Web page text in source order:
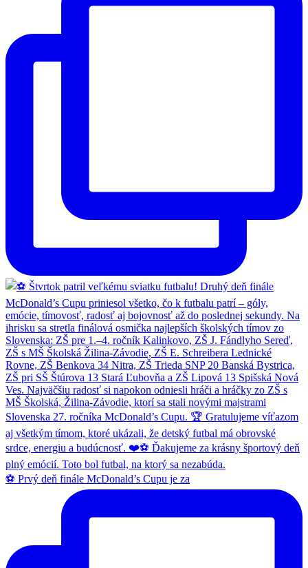
⚽️ Prvý deň finále McDonald’s Cupu je za